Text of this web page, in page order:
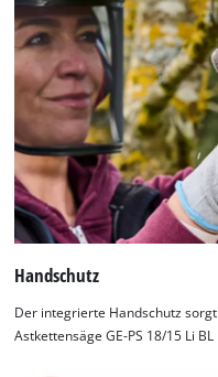
Handschutz
Der integrierte Handschutz
Astkettensäge GE-PS 18/15 Li BL